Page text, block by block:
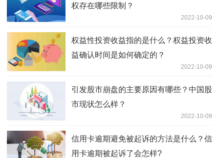
权存在哪些限制？
2022-10-09
权益性投资收益指的是什么？权益投资收
益确认时间是如何确定的？
2022-10-09
引发股市崩盘的主要原因有哪些？中国股
市现状怎么样？
2022-10-09
信用卡逾期避免被起诉的方法是什么？信
用卡逾期被起诉了会怎样?